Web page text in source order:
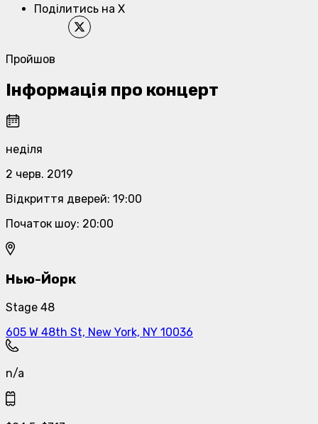
Поділитись на X
Пройшов
Інформація про концерт
неділя
2 черв. 2019
Відкриття дверей: 19:00
Початок шоу: 20:00
Нью-Йорк
Stage 48
605 W 48th St, New York, NY 10036
n/a